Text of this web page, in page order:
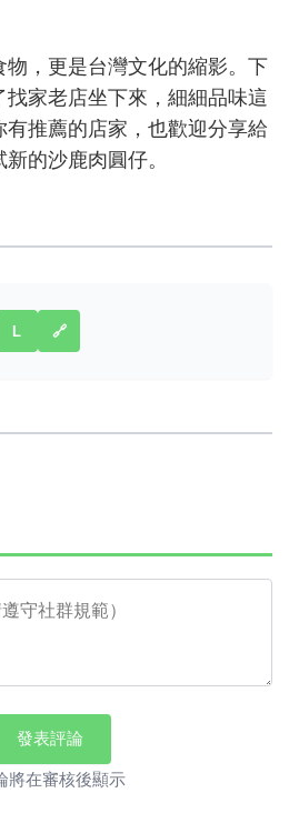
，更是台灣文化的縮影。下
找家老店坐下來，細細品味這
推薦的店家，也歡迎分享給
的沙鹿肉圓仔。
L 🔗
發表評論
將在審核後顯示